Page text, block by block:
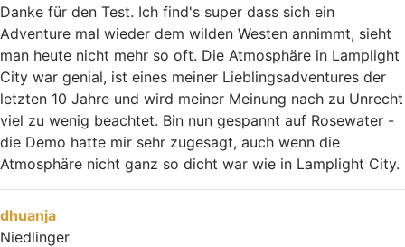
Danke für den Test. Ich find's super dass sich ein
Adventure mal wieder dem wilden Westen annimmt, sieht
man heute nicht mehr so oft. Die Atmosphäre in Lamplight
City war genial, ist eines meiner Lieblingsadventures der
letzten 10 Jahre und wird meiner Meinung nach zu Unrecht
viel zu wenig beachtet. Bin nun gespannt auf Rosewater -
die Demo hatte mir sehr zugesagt, auch wenn die
Atmosphäre nicht ganz so dicht war wie in Lamplight City.
dhuanja
Niedlinger